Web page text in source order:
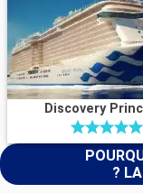
Discovery
?